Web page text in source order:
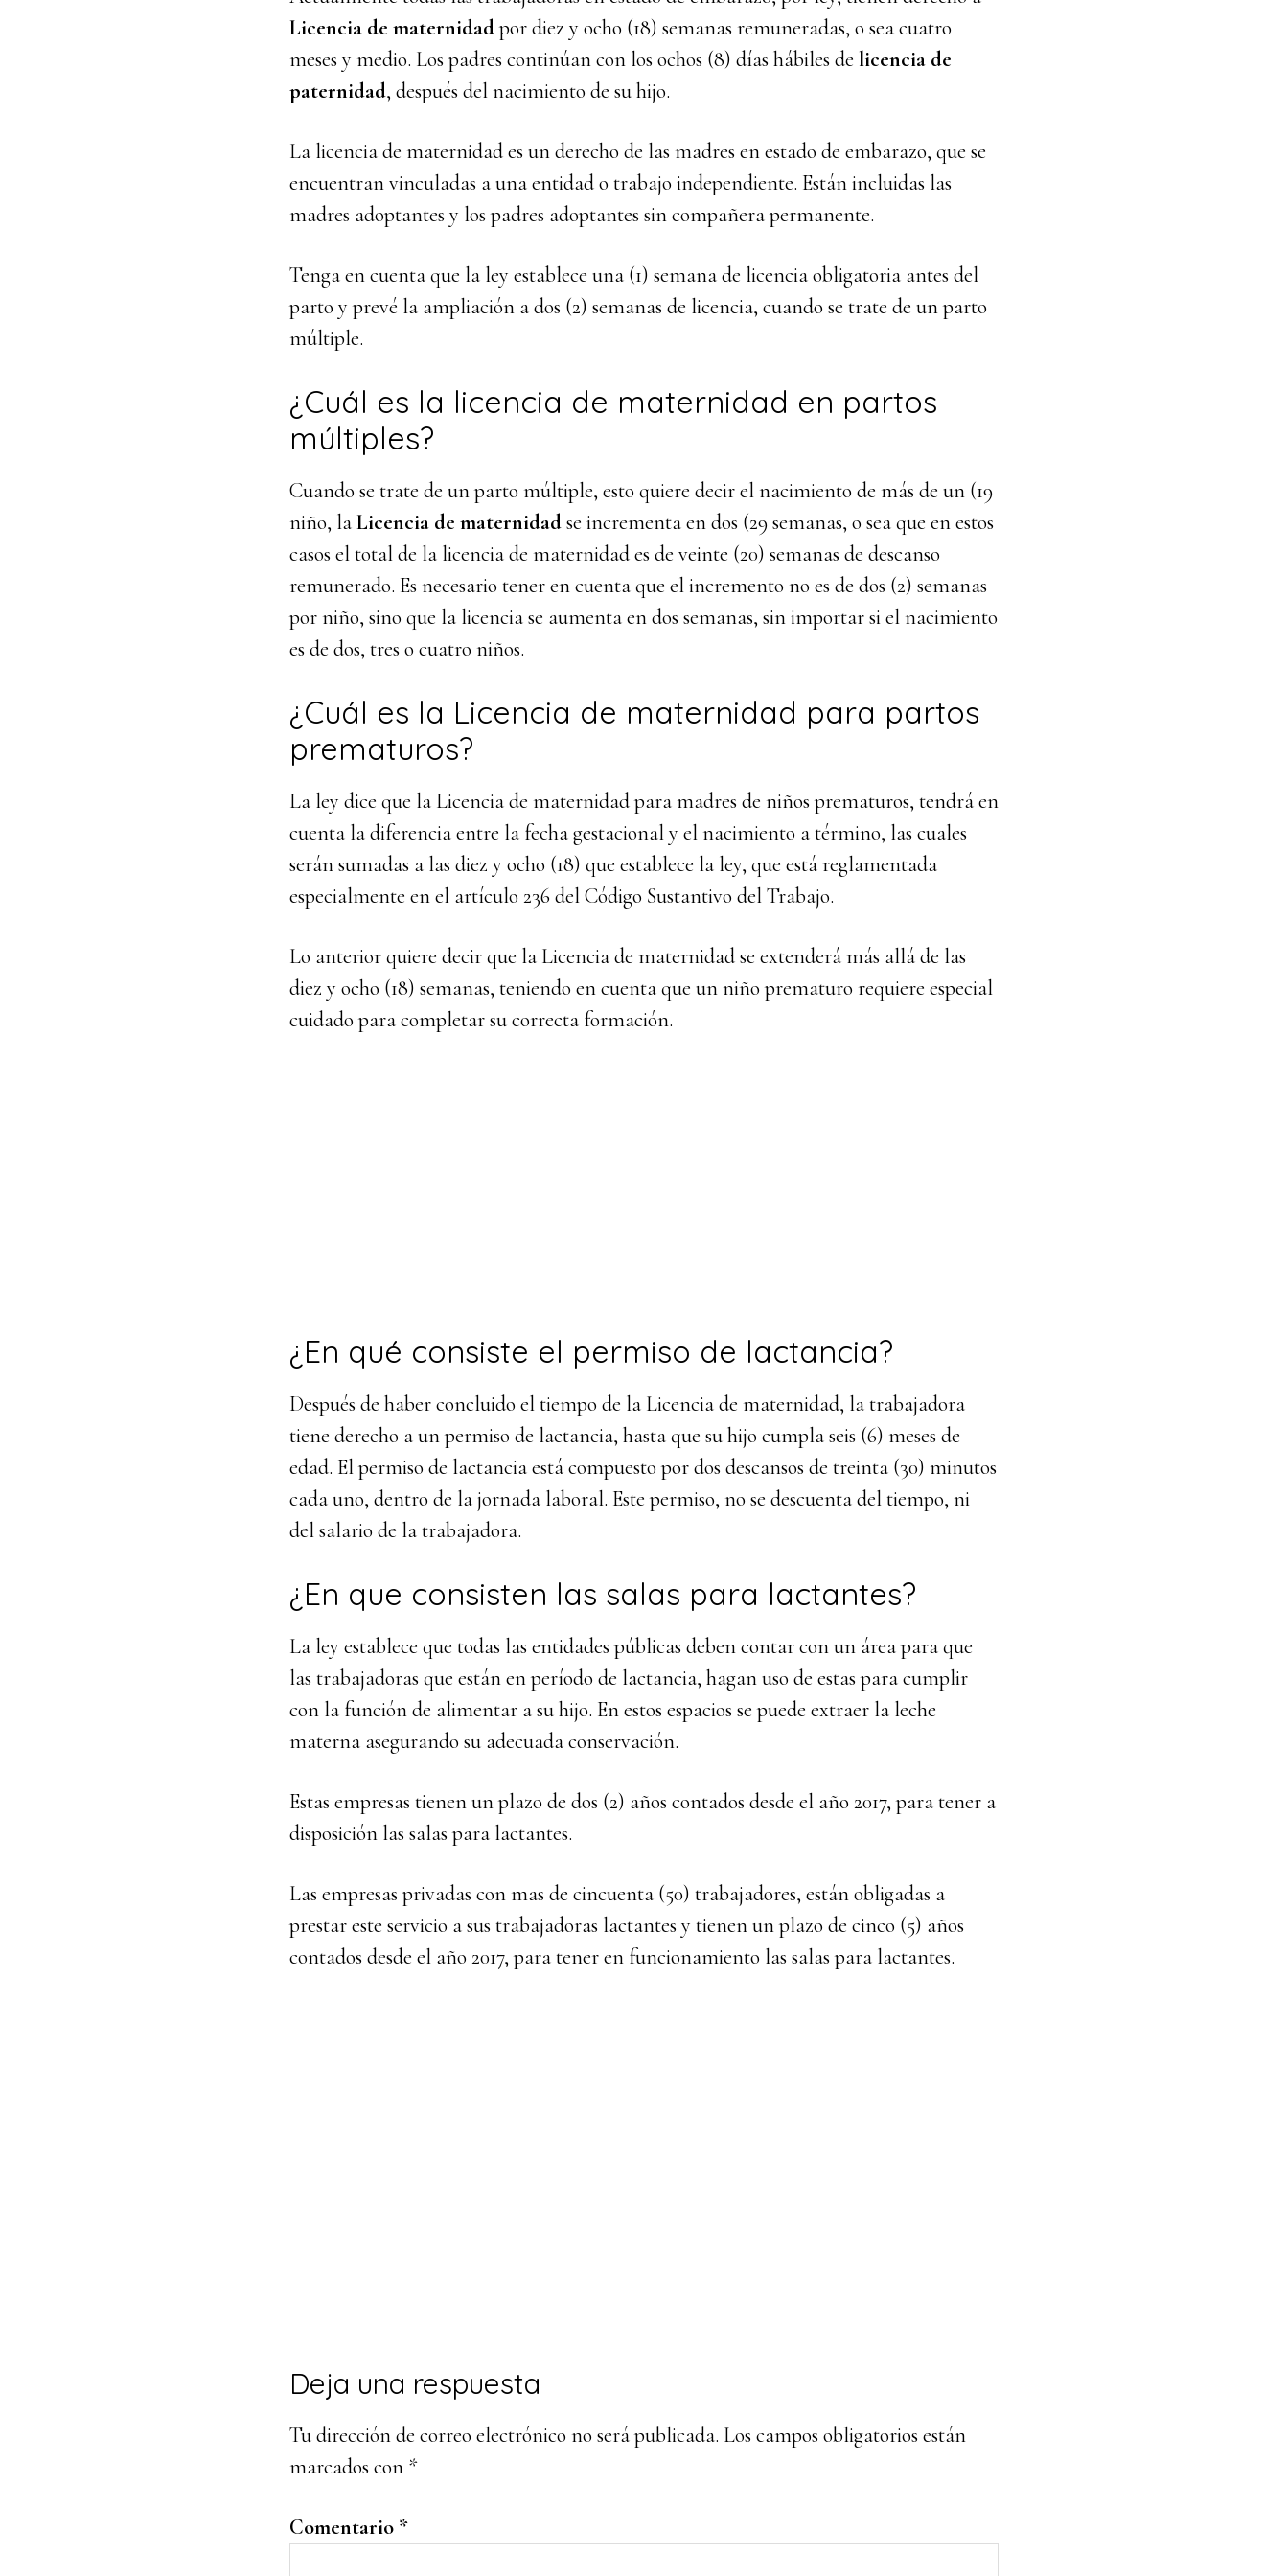
Licencia de maternidadpor diez y ocho (18) semanas remuneradas, o sea cuatro
meses y medio. Los padres continúan con los ochos (8) días hábiles de licencia de
paternidad, después del nacimiento de su hijo.
La licencia de maternidad es un derecho de las madres en estado de embarazo, que se
encuentran vinculadas a una entidad o trabajo independiente. Están incluidas las
madres adoptantes y los padres adoptantes sin compañera permanente.
Tenga en cuenta que la ley establece una (1) semana de licencia obligatoria antes del
parto y prevé la ampliación a dos (2) semanas de licencia, cuando se trate de un parto
múltiple.
¿Cuál es la licencia de maternidad en partos
múltiples?
Cuando se trate de un parto múltiple, esto quiere decir el nacimiento de más de un (19
niño, laLicencia de maternidadse incrementa en dos (29 semanas, o sea que en estos
casos el total de la licencia de maternidad es de veinte (20) semanas de descanso
remunerado. Es necesario tener en cuenta que el incremento no es de dos (2) semanas
por niño, sino que la licencia se aumenta en dos semanas, sin importar si el nacimiento
es de dos, tres o cuatro niños.
¿Cuál es la Licencia de maternidad para partos
prematuros?
La ley dice que la Licencia de maternidad para madres de niños prematuros, tendrá en
cuenta la diferencia entre la fecha gestacional y el nacimiento a término, las cuales
serán sumadas a las diez y ocho (18) que establece la ley, que está reglamentada
especialmente en el artículo 236 del Código Sustantivo del Trabajo.
Lo anterior quiere decir que la Licencia de maternidad se extenderá más allá de las
diez y ocho (18) semanas, teniendo en cuenta que un niño prematuro requiere especial
cuidado para completar su correcta formación.
¿En qué consiste el permiso de lactancia?
Después de haber concluido el tiempo de la Licencia de maternidad, la trabajadora
tiene derecho a un permiso de lactancia, hasta que su hijo cumpla seis (6) meses de
edad. El permiso de lactancia está compuesto por dos descansos de treinta (30) minutos
cada uno, dentro de la jornada laboral. Este permiso, no se descuenta del tiempo, ni
del salario de la trabajadora.
¿En que consisten las salas para lactantes?
La ley establece que todas las entidades públicas deben contar con un área para que
las trabajadoras que están en período de lactancia, hagan uso de estas para cumplir
con la función de alimentar a su hijo. En estos espacios se puede extraer la leche
materna asegurando su adecuada conservación.
Estas empresas tienen un plazo de dos (2) años contados desde el año 2017, para tener a
disposición las salas para lactantes.
Las empresas privadas con mas de cincuenta (50) trabajadores, están obligadas a
prestar este servicio a sus trabajadoras lactantes y tienen un plazo de cinco (5) años
contados desde el año 2017, para tener en funcionamiento las salas para lactantes.
Interacciones
con
los
Deja una respuesta
Tu dirección de correo electrónico no será publicada. Los campos obligatorios están
marcados con *
Comentario *